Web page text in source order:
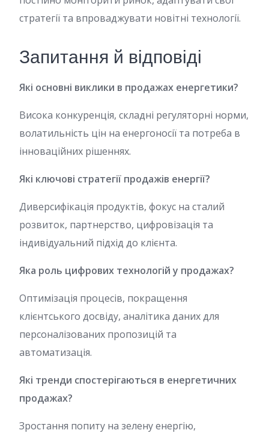
стратегії та впроваджувати новітні технології.
Запитання й відповіді
Які основні виклики в продажах енергетики?
Висока конкуренція, складні регуляторні норми,
волатильність цін на енергоносії та потреба в
інноваційних рішеннях.
Які ключові стратегії продажів енергії?
Диверсифікація продуктів, фокус на сталий
розвиток, партнерство, цифровізація та
індивідуальний підхід до клієнта.
Яка роль цифрових технологій у продажах?
Оптимізація процесів, покращення
клієнтського досвіду, аналітика даних для
персоналізованих пропозицій та
автоматизація.
Які тренди спостерігаються в енергетичних
продажах?
Зростання попиту на зелену енергію,